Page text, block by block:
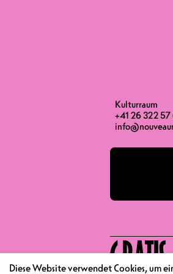
Kulturraum
+41 26 322 57
ENDE
GRATIS
Diese Website verwendet Cookies, um